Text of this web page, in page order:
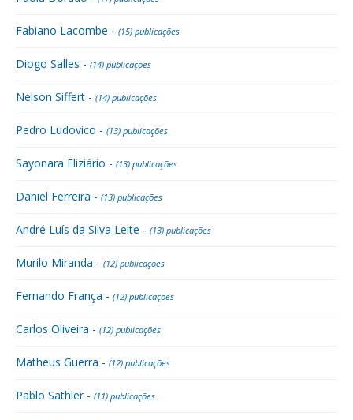
Fabiano Lacombe - (15) publicações
Diogo Salles - (14) publicações
Nelson Siffert - (14) publicações
Pedro Ludovico - (13) publicações
Sayonara Eliziário - (13) publicações
Daniel Ferreira - (13) publicações
André Luís da Silva Leite - (13) publicações
Murilo Miranda - (12) publicações
Fernando França - (12) publicações
Carlos Oliveira - (12) publicações
Matheus Guerra - (12) publicações
Pablo Sathler - (11) publicações